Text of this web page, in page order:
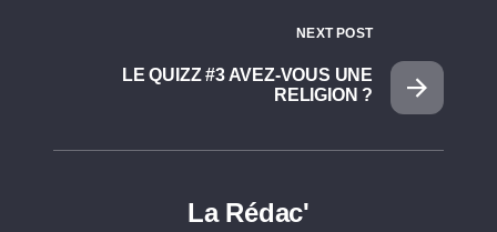
NEXT POST
LE QUIZZ #3 AVEZ-VOUS UNE
RELIGION ?
La Rédac'